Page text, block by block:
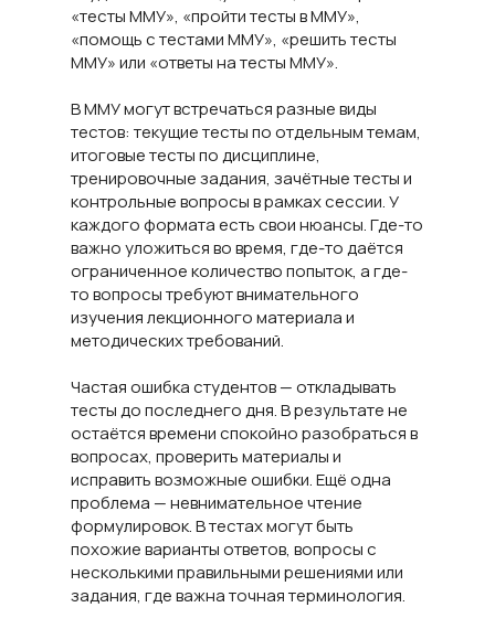
«тесты ММУ», «пройти тесты в ММУ»,
«помощь с тестами ММУ», «решить тесты
ММУ» или «ответы на тесты ММУ».
В ММУ могут встречаться разные виды
тестов: текущие тесты по отдельным темам,
итоговые тесты по дисциплине,
тренировочные задания, зачётные тесты и
контрольные вопросы в рамках сессии. У
каждого формата есть свои нюансы. Где-то
важно уложиться во время, где-то даётся
ограниченное количество попыток, а где-
то вопросы требуют внимательного
изучения лекционного материала и
методических требований.
Частая ошибка студентов — откладывать
тесты до последнего дня. В результате не
остаётся времени спокойно разобраться в
вопросах, проверить материалы и
исправить возможные ошибки. Ещё одна
проблема — невнимательное чтение
формулировок. В тестах могут быть
похожие варианты ответов, вопросы с
несколькими правильными решениями или
задания, где важна точная терминология.